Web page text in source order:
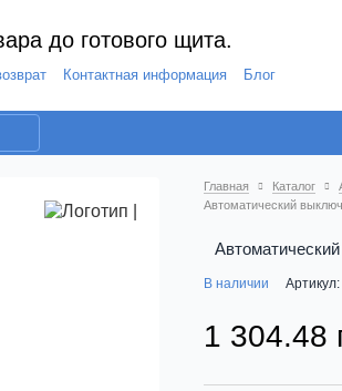
до готового щита.
Контактная информация Блог
Главная Каталог
Автоматический
В наличии
1 304.48